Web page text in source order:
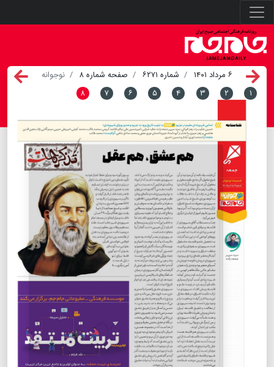
۶ مرداد ۱۴۰۱ شماره ۶۲۷۱ صفحه شماره ۸
نوجوانه
۱
۲ ۳ ۴ ۵ ۶ ۷ ۸